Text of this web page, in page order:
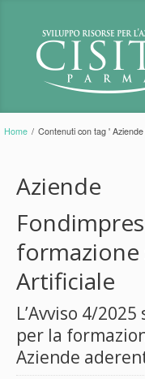
Home / Contenuti con tag '
Aziende
formazione
Artificiale
L’Avviso 4/
per la
Aziende